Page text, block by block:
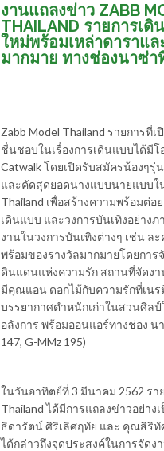
งานแถลงข่าว ZABB
THAILAND รายการเ
ใหม่พร้อมเหล่าดาราแล
มากมาย ทางช่องนาซ่า
Zabb Model Thailand รายการที่
ชื่นชอบในเรื่องการเดินแบบได้มี
Catwalk โดยเปิดรับสมัครน้องๆรุ่
และคัดสุดยอดนางแบบนายแบบใ
Thailand เพื่อสร้างความพร้อมต่อ
เดินแบบ และวงการบันเทิงอย่าง
งานในวงการบันเทิงต่างๆ เช่น ละ
พร้อมของรางวัลมากมายโดยกา
ดินแดนแห่งความรัก สถานที่จัดง
มีคุณแอน ดอกไม้กับความรักที่เน
บรรยากาศตำหนักเก่าในสวนศิลป์
อลังการ พร้อมออนแอร์ทางช่อง น
147, G-MMz 195)
ในวันอาทิตย์ที่ 3 มีนาคม 2562 รา
Thailand ได้มีการแถลงข่าวอย่า
ธิดารัตน์ ศิริเลิศฤทัย และ คุณสิริ
ได้กล่าวถึงจุดประสงค์ในการจัดง